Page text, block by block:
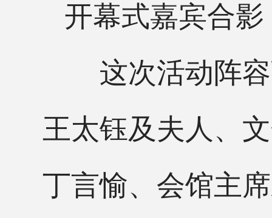
开幕式嘉宾合影
这次活动阵容
王太钰及夫人、
丁言愉、会馆主